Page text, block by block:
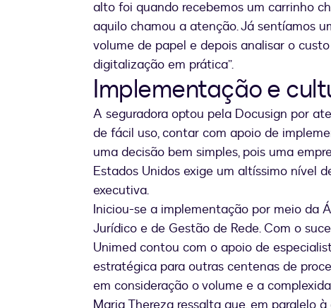
alto foi quando recebemos um carrinho
aquilo chamou a atenção. Já sentíamos
volume de papel e depois analisar o
digitalização em prática”.
Implementação e
A seguradora optou pela Docusign por
de fácil uso, contar com apoio de
uma decisão bem simples, pois uma
Estados Unidos exige um altíssimo nível
executiva.
Iniciou-se a implementação por meio da
Jurídico e de Gestão de Rede. Com o
Unimed contou com o apoio de
estratégica para outras centenas de
em consideração o volume e a